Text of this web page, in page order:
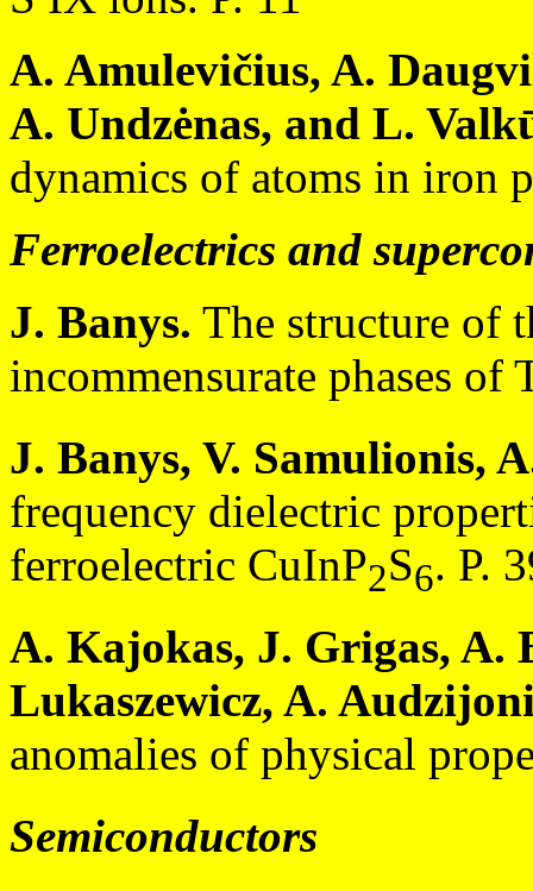
A. Amulevičius, A.
A. Undzėnas, and L.
dynamics of atoms in iron
Ferroelectrics and
J. Banys. The structure of
incommensurate phases of
J. Banys, V. Samulionis,
frequency dielectric
ferroelectric CuInP2S6. P.
A. Kajokas, J. Grigas, A.
Lukaszewicz, A.
anomalies of physical
Semiconductors